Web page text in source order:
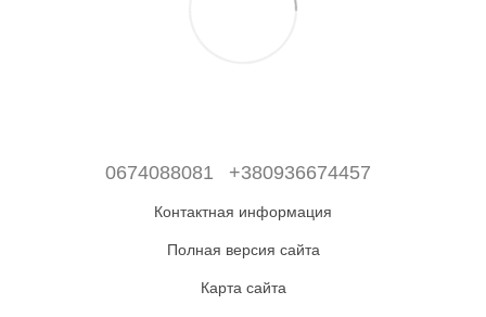
0674088081 +380936674457
Контактная информация
Полная версия сайта
Карта сайта